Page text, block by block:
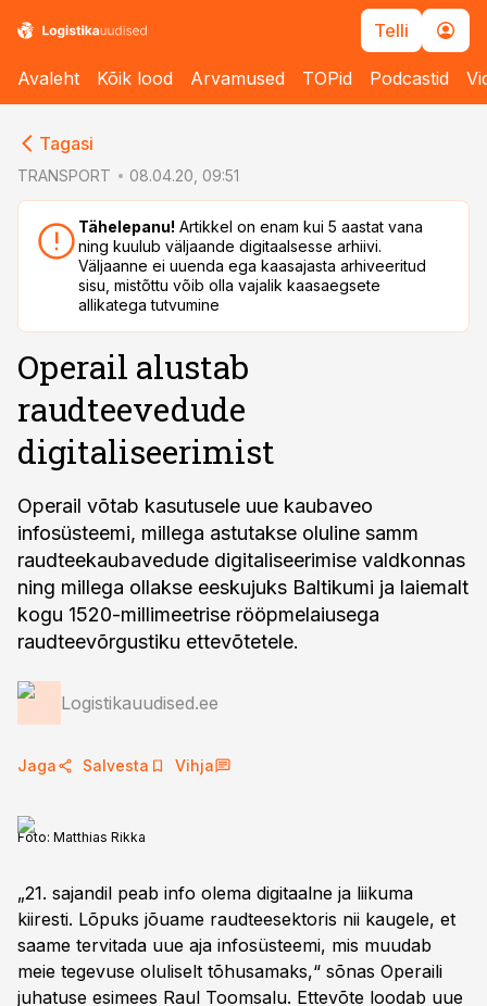
Telli
Avaleht Kõik lood Arvamused TOPid Podcastid
Tagasi
TRANSPORT 08.04.20, 09:51
Tähelepanu! Artikkel on enam kui 5 aastat vana
ning kuulub väljaande digitaalsesse arhiivi.
Väljaanne ei uuenda ega kaasajasta arhiveeritud
sisu, mistõttu võib olla vajalik kaasaegsete
allikatega tutvumine
Operail alustab
raudteevedude
digitaliseerimist
Operail võtab kasutusele uue kaubaveo
infosüsteemi, millega astutakse oluline samm
raudteekaubavedude digitaliseerimise valdkonnas
ning millega ollakse eeskujuks Baltikumi ja laiemalt
kogu 1520-millimeetrise rööpmelaiusega
raudteevõrgustiku ettevõtetele.
Logistikauudised.ee
Jaga Salvesta Vihja
Foto: Matthias Rikka
„21. sajandil peab info olema digitaalne ja liikuma
kiiresti. Lõpuks jõuame raudteesektoris nii kaugele, et
saame tervitada uue aja infosüsteemi, mis muudab
meie tegevuse oluliselt tõhusamaks,“ sõnas Operaili
juhatuse esimees Raul Toomsalu. Ettevõte loodab uue